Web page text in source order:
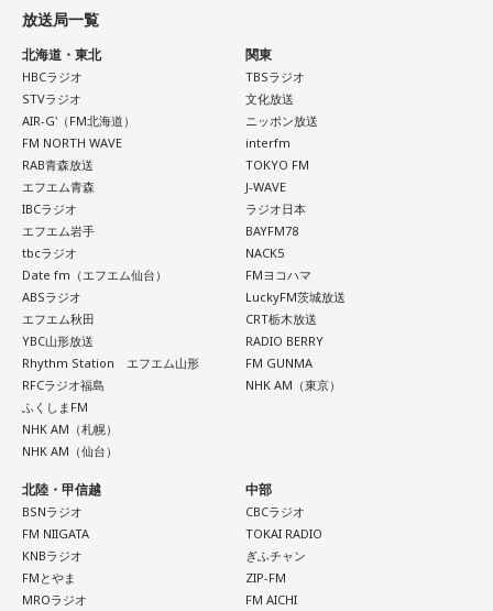
は国際通り近くの「せんべろ街」を紹介しました。「そこだ
しているみたい」と、その独特の魅力を語ります。
なかでもおすすめとして挙げたのが「米仙」です。お酒3杯に
寿司5貫の組み合わせがリーズナブルな価格で楽しめ、「石垣
牛の握りが絶品」だと紹介。「炙りと生があるんですけど、
炙らないほうがおすすめです」と、地元ならではの楽しみ方
も教えてくれました。
さらに、「末廣ブルース」も外せない1軒です。建物のレトロ
感が魅力の豚串専門店で、「タンだとかハラミだとかハツ、
レバーとかを味わいながら、昔ながらの雰囲気が楽しめる」
と話します。「けっこうペッパーが強めで、かなりおいしい
豚串です」と太鼓判を押しました。
お気に入りのステーキ店を尋ねられると、ゴリさんは「エメ
ラルドです」と即答。なかでもプレミアムリブステーキにつ
いては、「脂の乗り方、柔らかさ、肉の質がもうレベルが違
た。
一方、「お手紙を書きたくなる場所」を尋ねられると、迷わ
ず「沖縄の海」と回答。水中眼鏡をつけて海に潜り、「音を
塞がれた瞬間に、幻想的な世界を勝手に水が演出してくれ
今日から金星が天秤座へ！！あなた本来の魅力がグッと高ま
る時。人とのご縁にも恵まれやすく、嬉しいお誘いや出会い
があるかもしれません。少しおしゃれして人に会うのもおす
すめ。今日は鏡の前で「今の自分が好きなところ」を3つ見つ
けて褒めてみて！
【4位】射手座（いて座）
「もっと面白いことがしたい！」という気持ちが未来を動か
します。今までのやり方にこだわらず、楽しそうな方へ進ん
でみると思わぬ展開が待っていそう。少し大胆なくらいで
OK。今日はこの夏やりたいことを一つ予定に書き込んでみ
て！
【5位】牡羊座（おひつじ座）
あなたの行動力が誰かの心に火をつける日。今日は周りの反
応を気にするより「私はこれがやりたい！」を大切にしてみ
て。あなたが楽しそうに動くほど仲間も集まってきそうで
す。今夜、明日すぐできる小さな一歩を決めてから寝てみて
ね。
【6位】獅子座（しし座）
太陽が獅子座を照らす今は、自分の人生を自分で演出してい
くとき。「もっと私らしくていい」と許可を出すことで魅力
が開いていきます。遠慮せず好きなことを表現してみて。夜
放送局一覧
北海道・東北
HBCラジオ
STVラジオ
AIR-G'（FM北海道）
FM NORTH WAVE
RAB青森放送
エフエム青森
IBCラジオ
エフエム岩手
tbcラジオ
Date fm（エフエム仙台）
ABSラジオ
エフエム秋田
YBC山形放送
Rhythm Station エフエム山形
RFCラジオ福島
ふくしまFM
NHK AM（札幌）
NHK AM（仙台）
関東
TBSラジオ
文化放送
ニッポン放送
interfm
TOKYO FM
J-WAVE
ラジオ日本
BAYFM78
NACK5
FMヨコハマ
LuckyFM茨城放送
CRT栃木放送
RADIO BERRY
FM GUNMA
NHK AM（東京）
北陸・甲信越
BSNラジオ
FM NIIGATA
KNBラジオ
FMとやま
MROラジオ
中部
CBCラジオ
TOKAI RADIO
ぎふチャン
ZIP-FM
FM AICHI